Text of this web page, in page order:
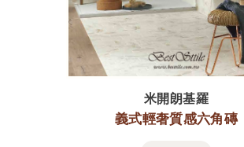
米開朗基羅
義式輕奢質感六角磚